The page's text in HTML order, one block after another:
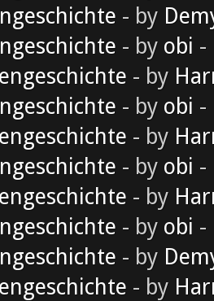
- by
- by obi -
- by
- by obi -
- by
- by obi -
- by
- by obi -
- by
- by